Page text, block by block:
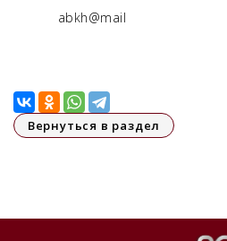
abkh@mail
Вернуться в раздел